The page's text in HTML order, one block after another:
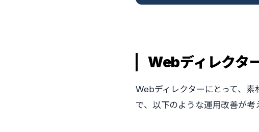
Webディレクタ
Webディレクターにとって、
で、以下のような運用改善が考